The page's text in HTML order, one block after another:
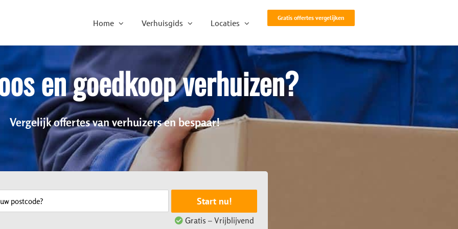
Home Verhuisgids Locaties
Gratis offertes vergelijken
en goedkoop verhuizen?
Vergelijk offertes van verhuizers en bespaar!
Start nu!
Gratis – Vrijblijvend